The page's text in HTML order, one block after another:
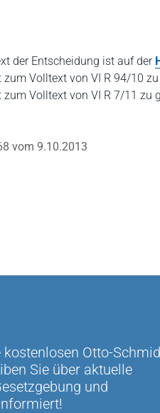
der Entscheidung ist auf der
zum Volltext von VI R 94/10
zum Volltext von VI R 7/11 zu
vom 9.10.2013
kostenlosen Otto-
Sie über aktuelle
und